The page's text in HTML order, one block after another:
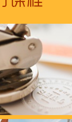
之名，
训——提
爱，成
！